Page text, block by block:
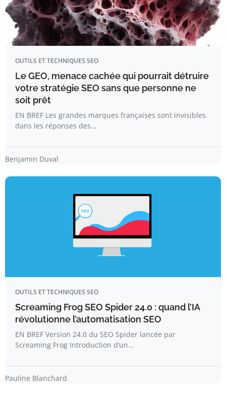
OUTILS ET TECHNIQUES SEO
Le GEO, menace cachée qui pourrait détruire
votre stratégie SEO sans que personne ne
soit prêt
EN BREF Les grandes marques françaises sont invisibles
dans les réponses des…
Benjamin Duval
OUTILS ET TECHNIQUES SEO
Screaming Frog SEO Spider 24.0 : quand l’IA
révolutionne l’automatisation SEO
EN BREF Version 24.0 du SEO Spider lancée par
Screaming Frog Introduction d’un…
Pauline Blanchard